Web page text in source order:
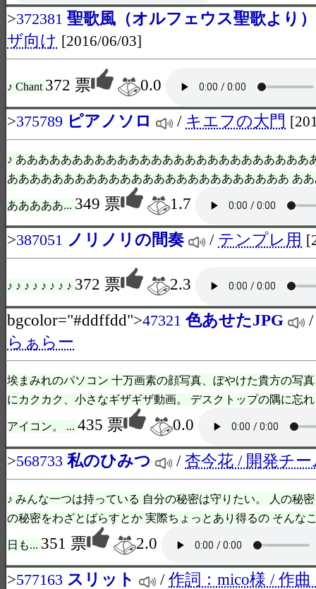
>372381 聖歌風（オルフェウス聖歌より）
ザ向け [2016/06/03]
♪ Chant 372 票
0.0
>375789 ピアノソロ / キエフの大門
♪ ああああああああああああああああああああああああああ
あああああああああああああああああああああああああ あ
あああああ... 349 票
1.7
>387051 ノリノリの間奏 / テンプレ用
♪ ♪ ♪ ♪ ♪ ♪ ♪ ♪ 372 票
2.3
bgcolor="#ddffdd">47321 色あせたJPG
らぁらー
埃まみれのパソコン 十万画素の顔写真、ぼやけた貴方の写
にカクカク、小さなギザギザ動画。 デスクトップの隅に忘
アイコン。 ... 435 票
0.0
>568733 私のひみつ /杏今花 / 開発チー
♪ みんな一つは持っている 自分の秘密は守りたい。 人の秘
の秘密をわざとばらすとか 実際ちょっとあり得るの そんな
日も... 351 票
2.0
>577163 スリット /作詞：mico様 / 作